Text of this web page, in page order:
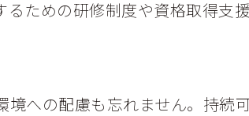
ための研修制度や資格取得支
への配慮も忘れません。持続